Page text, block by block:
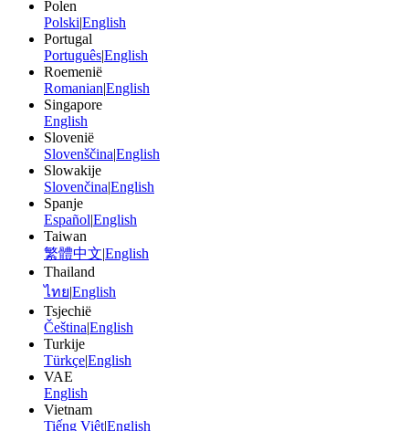
Polen
Polski|English
Portugal
Português|English
Roemenië
Romanian|English
Singapore
English
Slovenië
Slovenščina|English
Slowakije
Slovenčina|English
Spanje
Español|English
Taiwan
繁體中文|English
Thailand
ไทย|English
Tsjechië
Čeština|English
Turkije
Türkçe|English
VAE
English
Vietnam
Tiếng Việt|English